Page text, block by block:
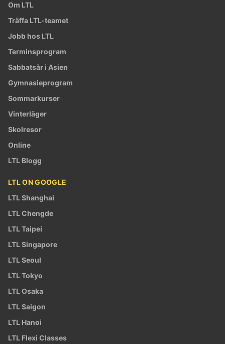
Om LTL
Träffa LTL-teamet
Jobb hos LTL
Terminsprogram
Sabbatsår i Asien
Gymnasieprogram
Sommarkurser
Vinterläger
Skolresor
Online
LTL Blogg
LTL ON GOOGLE
LTL Shanghai
LTL Chengde
LTL Taipei
LTL Singapore
LTL Seoul
LTL Tokyo
LTL Osaka
LTL Saigon
LTL Hanoi
LTL Flexi Classes